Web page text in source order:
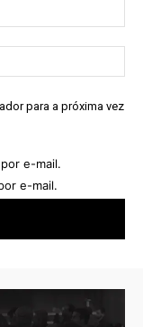
para a próxima vez
e-mail.
e-mail.